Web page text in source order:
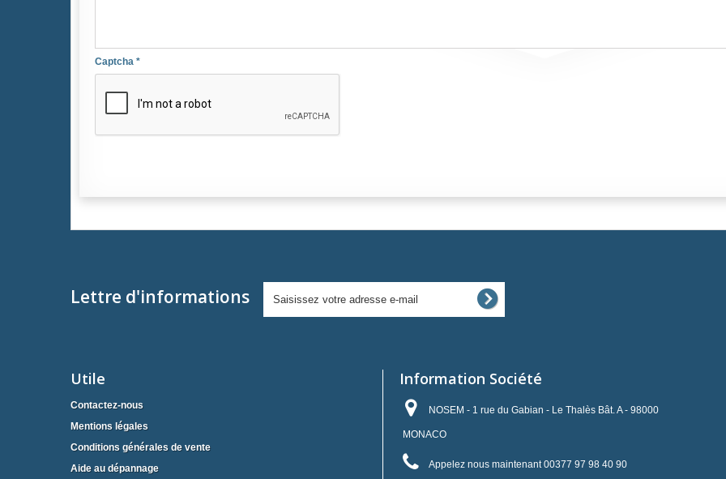
Captcha *
Lettre d'informations
Utile
Contactez-nous
Mentions légales
Conditions générales de vente
Aide au dépannage
Information Société
NOSEM - 1 rue du Gabian - Le Thalès Bât. A - 98000
MONACO
Appelez nous maintenant00377 97 98 40 90